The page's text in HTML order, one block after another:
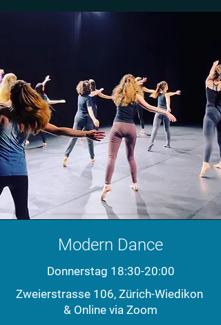
Modern Dance
Donnerstag 18:30-20:00
Zweierstrasse 106, Zürich-Wiedikon
& Online via Zoom